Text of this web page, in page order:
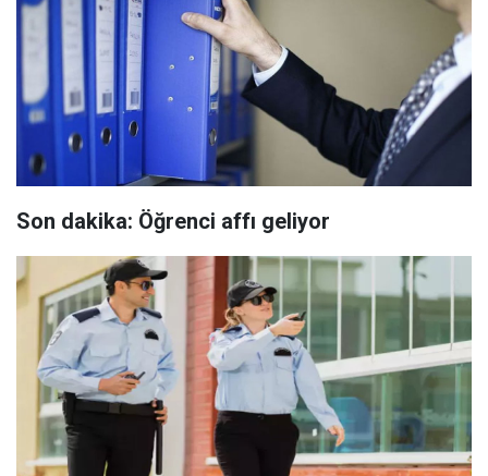
Son dakika: Öğrenci affı geliyor